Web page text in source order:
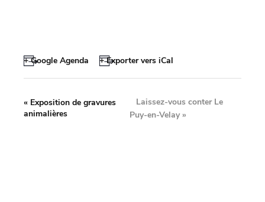
+ Google Agenda + Exporter vers iCal
« Exposition de gravures
animalières
Laissez-vous conter Le
Puy-en-Velay»